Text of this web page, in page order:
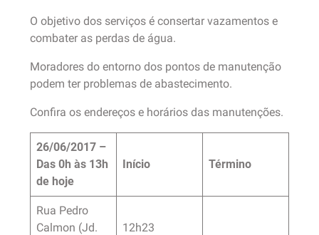
O objetivo dos serviços é consertar vazamentos e
combater as perdas de água.
Moradores do entorno dos pontos de manutenção
podem ter problemas de abastecimento.
Confira os endereços e horários das manutenções.
26/06/2017 –
Das 0h às 13h
de hoje
Início Término
Rua Pedro
Calmon (Jd.
12h23